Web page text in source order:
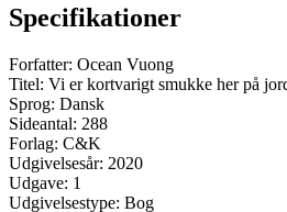
Specifikationer
Forfatter: Ocean Vuong
Titel: Vi er kortvarigt smukke her på
Sprog: Dansk
Sideantal: 288
Forlag: C&K
Udgivelsesår: 2020
Udgave: 1
Udgivelsestype: Bog